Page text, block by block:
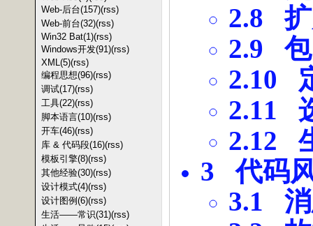
Web-后台(157)(rss)
Web-前台(32)(rss)
Win32 Bat(1)(rss)
Windows开发(91)(rss)
XML(5)(rss)
编程思想(96)(rss)
调试(17)(rss)
工具(22)(rss)
脚本语言(10)(rss)
开车(46)(rss)
库 & 代码段(16)(rss)
模板引擎(8)(rss)
其他经验(30)(rss)
设计模式(4)(rss)
设计图例(6)(rss)
生活——常识(31)(rss)
2.8
2.9包
2.10
2.11
2.12
3代码
3.1